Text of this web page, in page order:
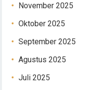
November 2025
Oktober 2025
September 2025
Agustus 2025
Juli 2025